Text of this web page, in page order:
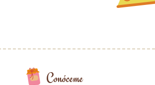
Conóceme